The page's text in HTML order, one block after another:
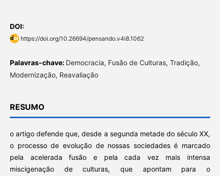
DOI:
https://doi.org/10.26694/pensando.v4i8.1062
Palavras-chave: Democracia, Fusão de Culturas, Tradição,
Modernização, Reavaliação
RESUMO
o artigo defende que, desde a segunda metade do século XX,
o processo de evolução de nossas sociedades é marcado
pela acelerada fusão e pela cada vez mais intensa
miscigenação de culturas, que apontam para o